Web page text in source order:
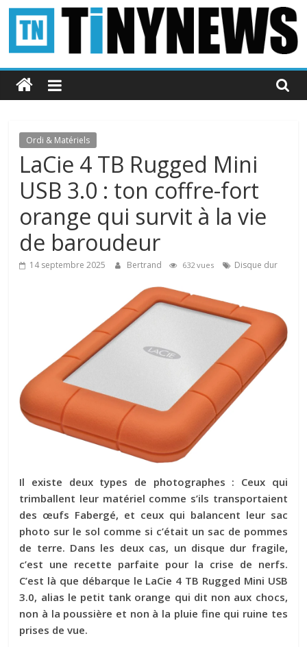
Passer
contenu
Tinynews
Le
belge
connecté
Ordi & Matériels
LaCie 4 TB Rugged Mini
USB 3.0 : ton coffre-fort
orange qui survit à la vie
de baroudeur
14 septembre 2025 Bertrand 632 vues Disque dur
Il existe deux types de photographes : Ceux qui
trimballent leur matériel comme s’ils transportaient
des œufs Fabergé, et ceux qui balancent leur sac
photo sur le sol comme si c’était un sac de pommes
de terre. Dans les deux cas, un disque dur fragile,
c’est une recette parfaite pour la crise de nerfs.
C’est là que débarque le LaCie 4 TB Rugged Mini USB
3.0, alias le petit tank orange qui dit non aux chocs,
non à la poussière et non à la pluie fine qui ruine tes
prises de vue.